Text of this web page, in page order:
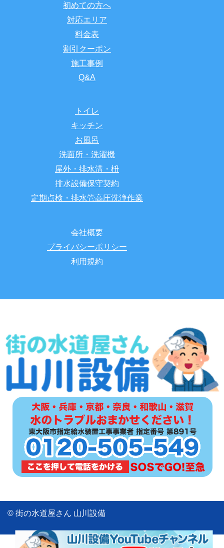
初めての方へ
対応エリア
料金表
割引クーポン
施工事例
Q&A
トイレ
キッチン
お風呂
洗面所・洗濯機
屋外・排水溝・枡
排水設備保守契約
定期点検・排水管高圧洗浄作業
会社概要
プライバシーポリシー
利用規約
© 街の水道屋さん 山川設備